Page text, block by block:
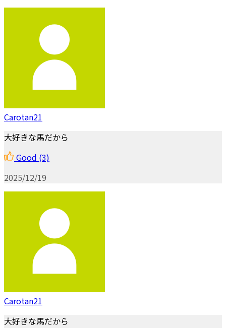
Carotan21
大好きな馬だから
Good (3)
2025/12/19
Carotan21
大好きな馬だから